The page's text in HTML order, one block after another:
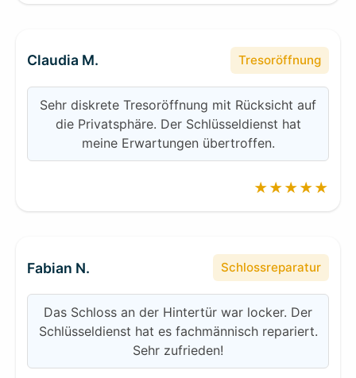
Claudia M. Tresoröffnung
Sehr diskrete Tresoröffnung mit Rücksicht auf
die Privatsphäre. Der Schlüsseldienst hat
meine Erwartungen übertroffen.
★★★★★
Fabian N. Schlossreparatur
Das Schloss an der Hintertür war locker. Der
Schlüsseldienst hat es fachmännisch repariert.
Sehr zufrieden!